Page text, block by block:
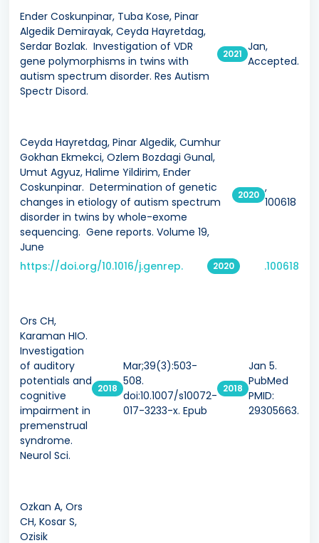
Ender Coskunpinar, Tuba Kose, Pinar
Algedik Demirayak, Ceyda Hayretdag,
Serdar Bozlak. Investigation of VDR
gene polymorphisms in twins with
autism spectrum disorder. Res Autism
Spectr Disord.
2021
Jan,
Accepted.
Ceyda Hayretdag, Pinar Algedik, Cumhur
Gokhan Ekmekci, Ozlem Bozdagi Gunal,
Umut Agyuz, Halime Yildirim, Ender
Coskunpinar. Determination of genetic
changes in etiology of autism spectrum
disorder in twins by whole-exome
sequencing. Gene reports. Volume 19,
June
2020
,
100618
https://doi.org/10.1016/j.genrep. 2020 .100618
Ors CH,
Karaman HIO.
Investigation
of auditory
potentials and
cognitive
impairment in
premenstrual
syndrome.
Neurol Sci.
2018
Mar;39(3):503-
508.
doi:10.1007/s10072-
017-3233-x. Epub
2018
Jan 5.
PubMed
PMID:
29305663.
Ozkan A, Ors
CH, Kosar S,
Ozisik